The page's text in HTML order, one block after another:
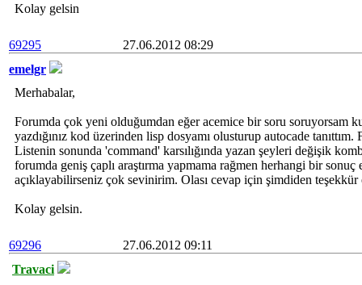
Kolay gelsin
69295
27.06.2012 08:29
emelgr
Merhabalar,
Forumda çok yeni olduğumdan eğer acemice bir soru soruyorsam
yazdığınız kod üzerinden lisp dosyamı olusturup autocade
Listenin sonunda 'command' karsılığında yazan şeyleri değişik
forumda geniş çaplı araştırma yapmama rağmen herhangi bir sonuç
açıklayabilirseniz çok sevinirim. Olası cevap için şimdiden teşekkür
Kolay gelsin.
69296
27.06.2012 09:11
Travaci